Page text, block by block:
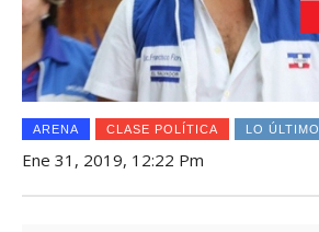
ARENA CLASE POLÍTICA LO ÚLTIMO
Ene 31, 2019, 12:22 Pm